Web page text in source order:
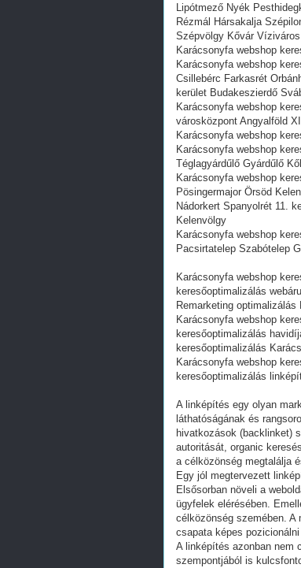
Lipótmező Nyék
Rézmál Hársakalja
Szépvölgy Kővár
Karácsonyfa webshop
Karácsonyfa webshop
Csillebérc Farkasrét
kerület Budakeszierdő
Karácsonyfa webshop
városközpont Angyalföld
Karácsonyfa webshop
Karácsonyfa webshop
Téglagyárdűlő Gyárdűlő
Karácsonyfa webshop
Pösingermajor Örsöd
Nádorkert Spanyolrét 11.
Kelenvölgy
Karácsonyfa webshop
Pacsirtatelep Szabótelep
Karácsonyfa webshop
keresőoptimalizálás
Remarketing
Karácsonyfa webshop
keresőoptimalizálás
keresőoptimalizálás
Karácsonyfa webshop
keresőoptimalizálás
A linképítés egy olyan
láthatóságának és
hivatkozások (backlinket)
autoritását, organic
a célközönség megtalálja
Egy jól megtervezett
Elsősorban növeli a
ügyfelek elérésében.
célközönség szemében. A
csapata képes
A linképítés azonban nem
szempontjából is